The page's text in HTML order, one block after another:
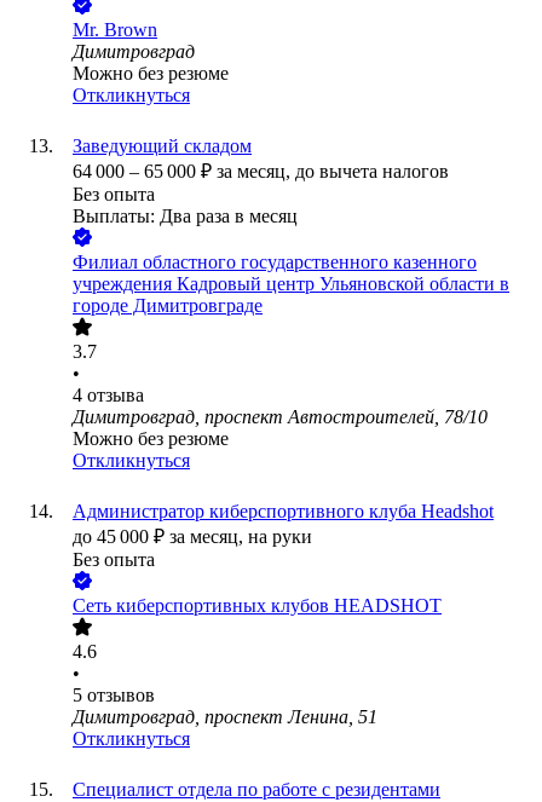
Mr. Brown
Димитровград
Можно без резюме
Откликнуться
Заведующий складом
64 000 – 65 000 ₽ за месяц, до вычета налогов
Без опыта
Выплаты: Два раза в месяц
Филиал областного государственного казенного
учреждения Кадровый центр Ульяновской области в
городе Димитровграде
3.7
•
4 отзыва
Димитровград, проспект Автостроителей, 78/10
Можно без резюме
Откликнуться
Администратор киберспортивного клуба Headshot
до 45 000 ₽ за месяц, на руки
Без опыта
Сеть киберспортивных клубов HEADSHOT
4.6
•
5 отзывов
Димитровград, проспект Ленина, 51
Откликнуться
Специалист отдела по работе с резидентами